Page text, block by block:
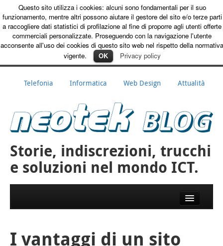
Warning:
opendir(/var/www/vhosts/neotekonline.it/subdomains/blog/httpdocs/wp-
content/mu-plugins): failed to open dir: Permission denied in
/var/www/vhosts/neotekonline.it/subdomains/blog/httpdocs/wp-
on line 562
Telefonia Informatica Web Design Attualità
Storie, indiscrezioni, trucchi
e soluzioni nel mondo ICT.
Lavora con noi
I vantaggi di un sito
Questo sito utilizza i cookies: alcuni sono fondamentali per il suo
funzionamento, mentre altri possono aiutare il gestore del sito e/o terze parti
a raccogliere dati statistici di profilazione al fine di proporre agli utenti offerte
commerciali personalizzate. Proseguendo con la navigazione l'utente
acconsente all'uso dei cookies di questo sito web nel rispetto della normativa
vigente.
OK Privacy policy